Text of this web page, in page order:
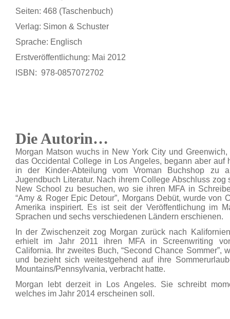
Seiten: 468 (Taschenbuch)
Verlag: Simon & Schuster
Sprache: Englisch
Erstveröffentlichung: Mai 2012
ISBN: 978-0857072702
Die Autorin…
Morgan Matson wuchs in New York City und
das Occidental College in Los Angeles, begann aber auf
in der Kinder-Abteilung vom Vroman Buchshop zu
Jugendbuch Literatur. Nach ihrem College Abschluss
New School zu besuchen, wo sie ihren MFA in
“Amy & Roger Epic Detour”, Morgans Debüt, wurde von
Amerika inspiriert. Es ist seit der Veröffentlichung im
Sprachen und sechs verschiedenen Ländern erschienen.
In der Zwischenzeit zog Morgan zurück nach
erhielt im Jahr 2011 ihren MFA in Screenwriting
California. Ihr zweites Buch, “Second Chance Sommer”,
und bezieht sich weitestgehend auf ihre
Mountains/Pennsylvania, verbracht hatte.
Morgan lebt derzeit in Los Angeles. Sie schreibt
welches im Jahr 2014 erscheinen soll.